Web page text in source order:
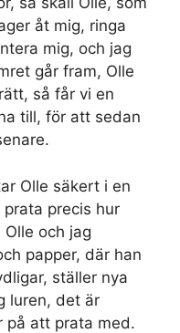
åt mig, ringa
mig, och jag
går fram, Olle
så får vi en
till, för att sedan
Olle säkert i en
precis hur
och jag
papper, där han
ställer nya
luren, det är
på att prata med.